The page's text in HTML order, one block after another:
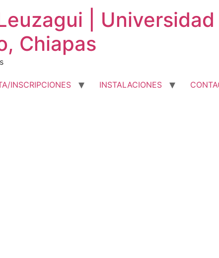
|
Chiapas
INSCRIPCIONES INSTALACIONES